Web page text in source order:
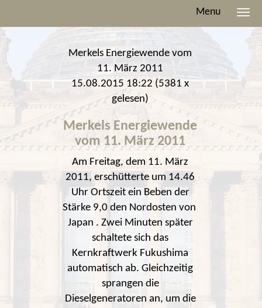
Menu
Merkels Energiewende vom
11. März 2011
15.08.2015 18:22 (5381 x
gelesen)
Merkels Energiewende
vom 11. März 2011
Am Freitag, dem 11. März
2011, erschütterte um 14.46
Uhr Ortszeit ein Beben der
Stärke 9,0 den Nordosten von
Japan . Zwei Minuten später
schaltete sich das
Kernkraftwerk Fukushima
automatisch ab. Gleichzeitig
sprangen die
Dieselgeneratoren an, um die